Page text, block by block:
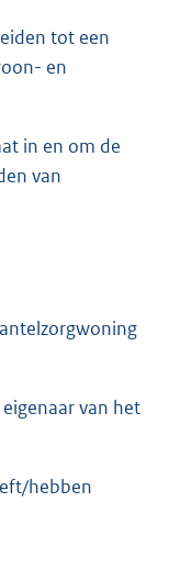
tot een
en
in en om de
van
van het
hebben